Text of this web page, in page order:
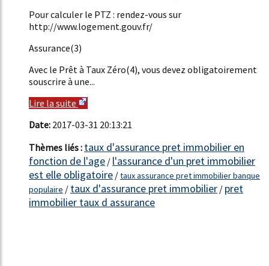
Pour calculer le PTZ : rendez-vous sur
http://www.logement.gouv.fr/
Assurance(3)
Avec le Prêt à Taux Zéro(4), vous devez obligatoirement
souscrire à une...
Lire la suite
Date: 2017-03-31 20:13:21
Thèmes liés : taux d'assurance pret immobilier en
fonction de l'age / l'assurance d'un pret immobilier
est elle obligatoire /taux assurance pret immobilier banque
populaire / taux d'assurance pret immobilier / pret
immobilier taux d assurance